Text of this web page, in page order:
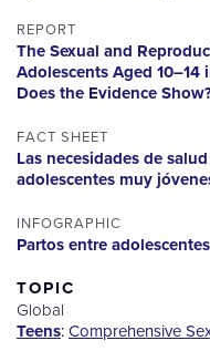
REPORT
The Sexual and
Adolescents Aged
Does the Evidence
FACT SHEET
Las necesidades de
adolescentes muy
INFOGRAPHIC
Partos entre
TOPIC
Global
Teens:Comprehensive